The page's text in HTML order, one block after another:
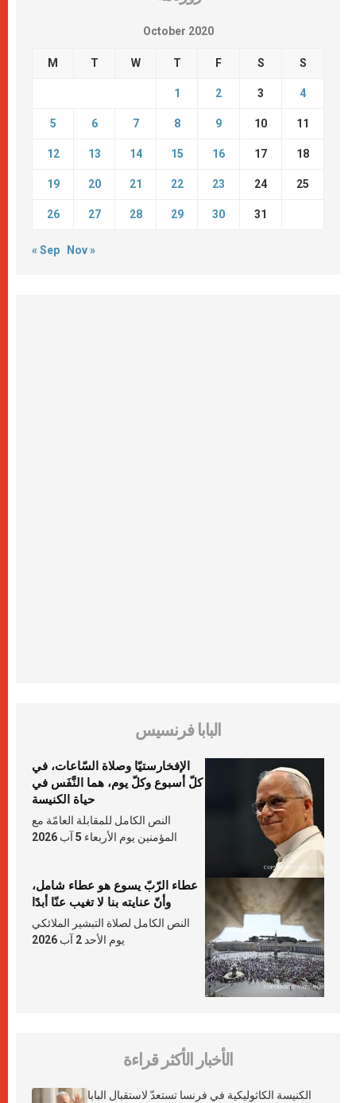
October 2020
M T W T F S S
1 2 3 4
5 6 7 8 9 10 11
12 13 14 15 16 17 18
19 20 21 22 23 24 25
26 27 28 29 30 31
« Sep Nov »
البابا فرنسيس
الإفخارستيّا وصلاة السّاعات، في
كلّ أسبوع وكلّ يوم، هما النَّفَس في
حياة الكنيسة
النص الكامل للمقابلة العامّة مع
المؤمنين يوم الأربعاء 5 آب 2026
عطاء الرّبّ يسوع هو عطاء شامل،
وأنّ عنايته بنا لا تغيب عنّا أبدًا
النص الكامل لصلاة التبشير الملائكي
يوم الأحد 2 آب 2026
الأخبار الأكثر قراءة
الكنيسة الكاثوليكية في فرنسا تستعدّ لاستقبال البابا